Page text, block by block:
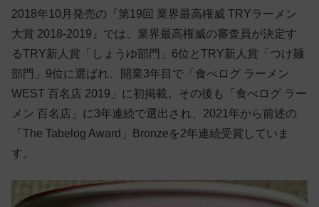
2018年10月発売の『第19回 業界最高権威 TRYラーメン
大賞 2018-2019』では、業界最高権威の審査員が決定す
るTRY新人賞「しょうゆ部門」6位とTRY新人賞「つけ麺
部門」9位に選ばれ、開業3年目で「食べログ ラーメン
WEST 百名店 2019」に初掲載。その後も「食べログ ラー
メン 百名店」に3年連続で選出され、2021年から前述の
「The Tabelog Award」Bronzeを2年連続受賞していま
す。